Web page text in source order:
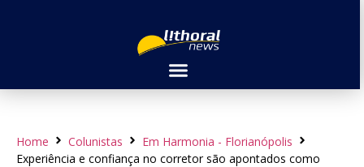
Home Colunistas
Em Harmonia - Florianópolis
Experiência e confiança no corretor são apontados como